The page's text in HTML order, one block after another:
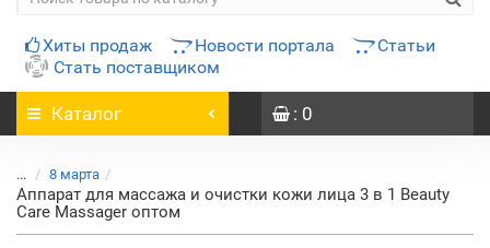
Хиты продаж Новости портала
Статьи
Стать поставщиком
Каталог : 0
... 8 марта
Аппарат для массажа и очистки кожи лица 3 в 1 Beauty
Care Massager оптом